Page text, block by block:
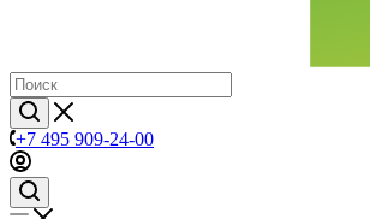
+7 495 909-24-00